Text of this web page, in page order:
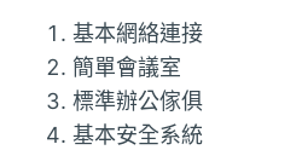
基本網絡連接
簡單會議室
標準辦公傢俱
基本安全系統